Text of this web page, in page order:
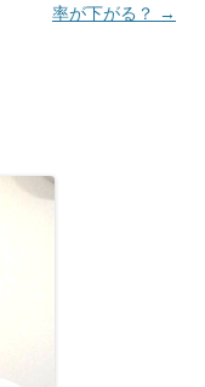
率が下がる？ →